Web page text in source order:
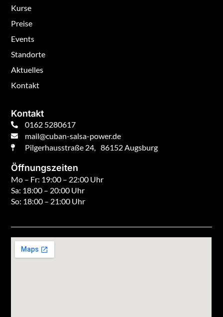
Kurse
Preise
Events
Standorte
Aktuelles
Kontakt
Kontakt
0162 5280617
mail@cuban-salsa-power.de
Pilgerhausstraße 24, 86152 Augsburg
Öffnungszeiten
Mo – Fr: 19:00 – 22:00 Uhr
Sa: 18:00 – 20:00 Uhr
So: 18:00 – 21:00 Uhr